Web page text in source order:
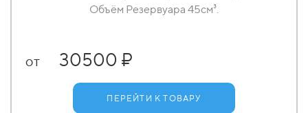
Объём Резервуара 45см³.
от 30500 ₽
ПЕРЕЙТИ К ТОВАРУ